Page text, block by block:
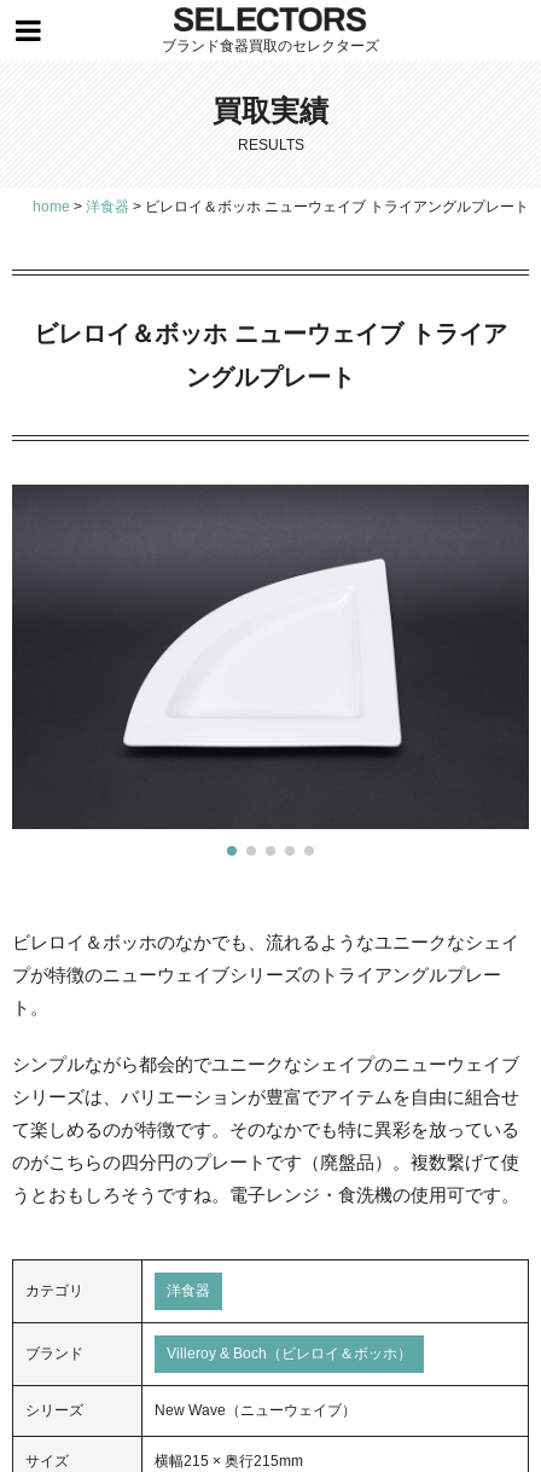
ブランド食器買取のセレクターズ
買取実績
RESULTS
home > 洋食器 > ビレロイ＆ボッホ ニューウェイブ トライアングルプレート
ビレロイ＆ボッホ ニューウェイブ トライア
ングルプレート
ビレロイ＆ボッホのなかでも、流れるようなユニークなシェイ
プが特徴のニューウェイブシリーズのトライアングルプレー
ト。
シンプルながら都会的でユニークなシェイプのニューウェイブ
シリーズは、バリエーションが豊富でアイテムを自由に組合せ
て楽しめるのが特徴です。そのなかでも特に異彩を放っている
のがこちらの四分円のプレートです（廃盤品）。複数繋げて使
うとおもしろそうですね。電子レンジ・食洗機の使用可です。
カテゴリ 洋食器
ブランド Villeroy & Boch（ビレロイ＆ボッホ）
シリーズ New Wave（ニューウェイブ）
サイズ 横幅215 × 奥行215mm